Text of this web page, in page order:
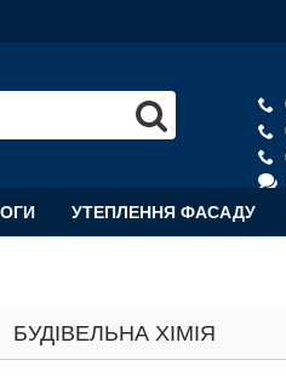
УТЕПЛЕННЯ ФАСАДУ
БУДІВЕЛЬНА ХІМІЯ